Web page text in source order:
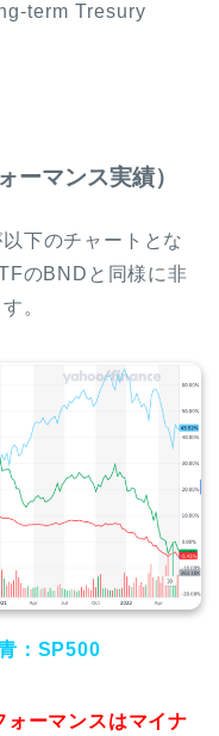
term Tresury
ーマンス実績）
下のチャートとな
のBNDと同様に非
。
：SP500
ォーマンスはマイナ